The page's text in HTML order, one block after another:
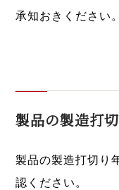
承知おきください。
製品の製造打
製品の製造打切り
認ください。